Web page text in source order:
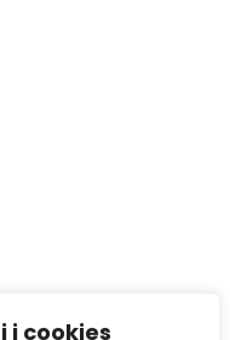
i cookies
65-1, Lakrishtë,